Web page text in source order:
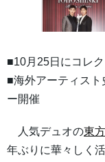
■10月25日にコレ
■海外アーティス
ー開催
人気デュオの東
年ぶりに華々しく